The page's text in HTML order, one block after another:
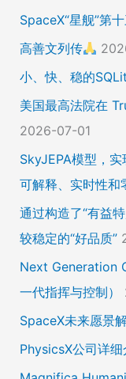
SpaceX“星舰”第
高善文列传
小、快、稳的
美国最高法院在
2026-07-01
SkyJEPA模型，实
可解释、实时性和
通过构造了“有益
较稳定的“好品质”
Next Generation
一代指挥与控制）
SpaceX未来愿景
PhysicsX公司详细